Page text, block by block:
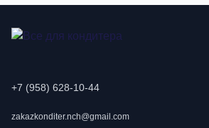
+7 (958) 628-10-44
zakazkonditer.nch@gmail.com